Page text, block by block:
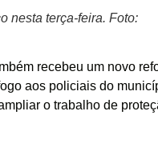
nesta terça-feira. Foto:
recebeu um novo
aos policiais do
o trabalho de